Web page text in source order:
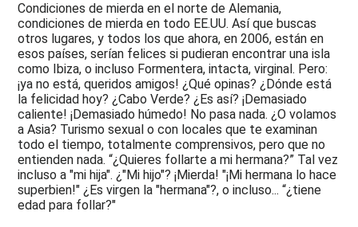
Condiciones de mierda en el norte de Alemania,
condiciones de mierda en todo EE.UU. Así que buscas
otros lugares, y todos los que ahora, en 2006, están en
esos países, serían felices si pudieran encontrar una isla
como Ibiza, o incluso Formentera, intacta, virginal. Pero:
¡ya no está, queridos amigos! ¿Qué opinas? ¿Dónde está
la felicidad hoy? ¿Cabo Verde? ¿Es así? ¡Demasiado
caliente! ¡Demasiado húmedo! No pasa nada. ¿O volamos
a Asia? Turismo sexual o con locales que te examinan
todo el tiempo, totalmente comprensivos, pero que no
entienden nada. “¿Quieres follarte a mi hermana?” Tal vez
incluso a "mi hija". ¿"Mi hijo"? ¡Mierda! "¡Mi hermana lo hace
superbien!" ¿Es virgen la "hermana"?, o incluso... “¿tiene
edad para follar?"